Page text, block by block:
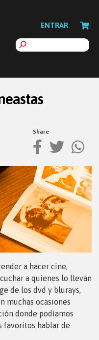
ENTRAR
Share
a hacer cine,
a quienes lo llevan
de los dvd y blurays,
muchas ocasiones
donde podíamos
favoritos hablar de